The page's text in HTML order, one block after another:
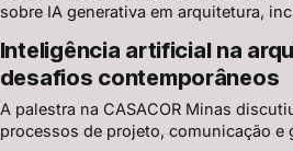
sobre IA generativa em arquitetura,
Inteligência artificial na
desafios contemporâneos
A palestra na CASACOR Minas
processos de projeto, comunicação e